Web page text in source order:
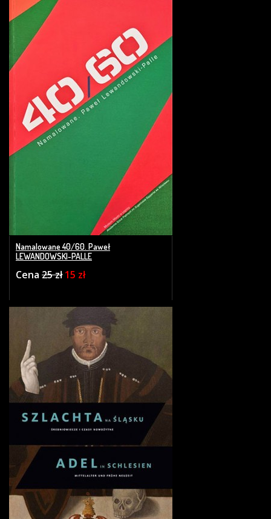
Namalowane 40/60. Paweł
LEWANDOWSKI-PALLE
Cena 25 zł 15 zł